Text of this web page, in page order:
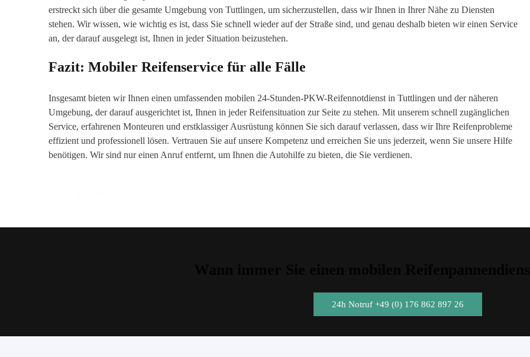
erstreckt sich über die gesamte Umgebung von Tuttlingen, um sicherzustellen, dass wir Ihnen in Ihrer Nähe zu Diensten
stehen. Wir wissen, wie wichtig es ist, dass Sie schnell wieder auf der Straße sind, und genau deshalb bieten wir einen Service
an, der darauf ausgelegt ist, Ihnen in jeder Situation beizustehen.
Fazit: Mobiler Reifenservice für alle Fälle
Insgesamt bieten wir Ihnen einen umfassenden mobilen 24-Stunden-PKW-Reifennotdienst in Tuttlingen und der näheren
Umgebung, der darauf ausgerichtet ist, Ihnen in jeder Reifensituation zur Seite zu stehen. Mit unserem schnell zugänglichen
Service, erfahrenen Monteuren und erstklassiger Ausrüstung können Sie sich darauf verlassen, dass wir Ihre Reifenprobleme
effizient und professionell lösen. Vertrauen Sie auf unsere Kompetenz und erreichen Sie uns jederzeit, wenn Sie unsere Hilfe
benötigen. Wir sind nur einen Anruf entfernt, um Ihnen die Autohilfe zu bieten, die Sie verdienen.
24h Notruf +49 (0) 176 862 897 26